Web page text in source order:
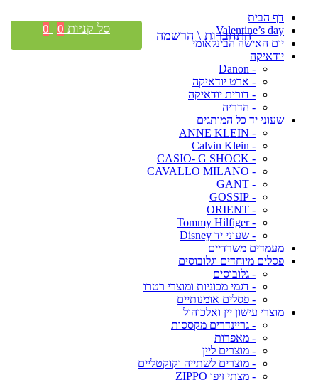
דף הבית
Valentine’s day
יום האישה הבינלאומי
יודאיקה
- Danon
- ארט יודאיקה
- דורית יודאיקה
- הדריה
שעוני יד כל המותגים
- ANNE KLEIN
- Calvin Klein
- CASIO- G SHOCK
- CAVALLO MILANO
- GANT
- GOSSIP
- ORIENT
- Tommy Hilfiger
- שעוני יד Disney
מעמדים משרדיים
פסלים מיוחדים וגלובוסים
- גלובוסים
- דגמי מכוניות ומוצרי רטרו
- פסלים אומנותיים
מוצרי עישון יין ואלכוהול
- גריינדרים מקססות
- מאפרות
- מוצרים ליין
- מוצרים לשתייה וקוקטליים
- מצתי זיפו ZIPPO
התחברות \ הרשמה סל קניות 0
0